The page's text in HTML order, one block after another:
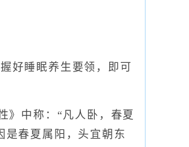
好睡眠养生要领，即可
》中称：“凡人卧，春夏
是春夏属阳，头宜朝东